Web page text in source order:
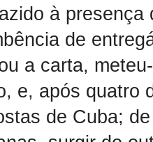
à
de
a carta,
e, após quatro
de Cuba;